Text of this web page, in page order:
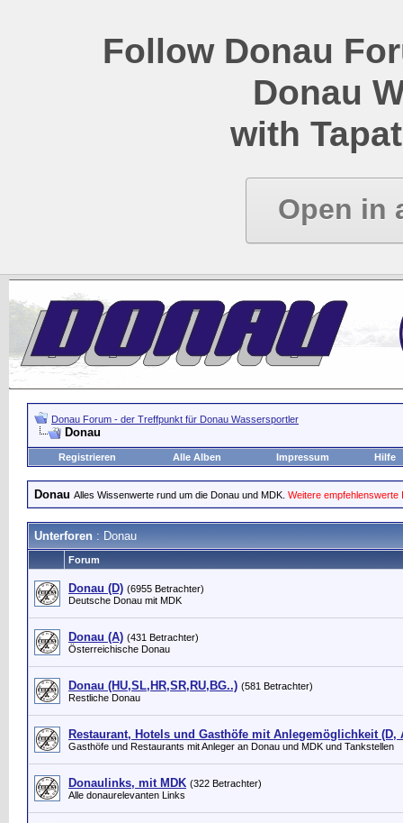
Follow Donau
Donau
with
Open in
Donau Forum - der Treffpunkt für Donau Wassersportler
Donau
Registrieren Alle Alben Impressum Hilfe
Donau Alles Wissenwerte rund um die Donau und MDK. Weitere
Unterforen : Donau
Forum
Donau (D) (6955 Betrachter)
Deutsche Donau mit MDK
Donau (A) (431 Betrachter)
Österreichische Donau
Donau (HU,SL,HR,SR,RU,BG..) (581 Betrachter)
Restliche Donau
Restaurant, Hotels und Gasthöfe mit Anlegemöglichkeit (D,
Gasthöfe und Restaurants mit Anleger an Donau und MDK und Tankstellen
Donaulinks, mit MDK (322 Betrachter)
Alle donaurelevanten Links